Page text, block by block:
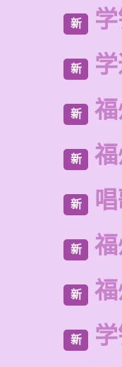
新
新
新
新
新
新
新
新